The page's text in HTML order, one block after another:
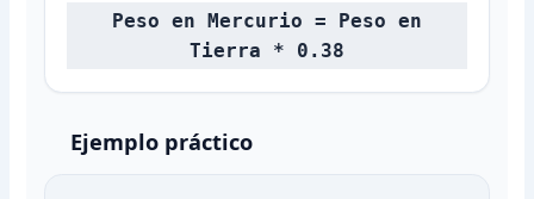
Peso en Mercurio = Peso en
Tierra * 0.38
Ejemplo práctico